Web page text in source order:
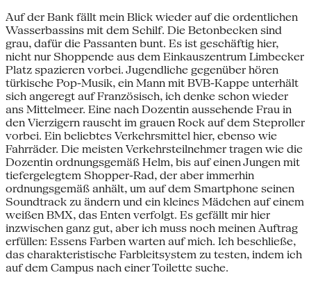
Auf der Bank fällt mein Blick wieder auf die ordentlichen
Wasserbassins mit dem Schilf. Die Betonbecken sind
grau, dafür die Passanten bunt. Es ist geschäftig hier,
nicht nur Shoppende aus dem Einkauszentrum Limbecker
Platz spazieren vorbei. Jugendliche gegenüber hören
türkische Pop-Musik, ein Mann mit BVB-Kappe unterhält
sich angeregt auf Französisch, ich denke schon wieder
ans Mittelmeer. Eine nach Dozentin aussehende Frau in
den Vierzigern rauscht im grauen Rock auf dem Steproller
vorbei. Ein beliebtes Verkehrsmittel hier, ebenso wie
Fahrräder. Die meisten Verkehrsteilnehmer tragen wie die
Dozentin ordnungsgemäß Helm, bis auf einen Jungen mit
tiefergelegtem Shopper-Rad, der aber immerhin
ordnungsgemäß anhält, um auf dem Smartphone seinen
Soundtrack zu ändern und ein kleines Mädchen auf einem
weißen BMX, das Enten verfolgt. Es gefällt mir hier
inzwischen ganz gut, aber ich muss noch meinen Auftrag
erfüllen: Essens Farben warten auf mich. Ich beschließe,
das charakteristische Farbleitsystem zu testen, indem ich
auf dem Campus nach einer Toilette suche.